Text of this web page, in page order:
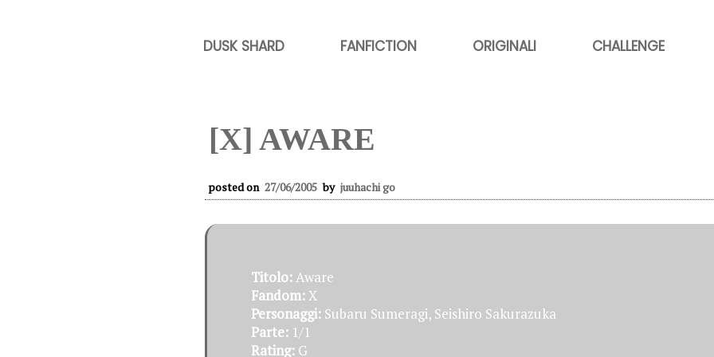
DUSK SHARD FANFICTION ORIGINALI CHALLENGE
[X] AWARE
posted on 27/06/2005 by juuhachi go
Titolo:Aware
Fandom:X
Personaggi: Subaru Sumeragi, Seishiro Sakurazuka
Parte: 1/1
Rating: G